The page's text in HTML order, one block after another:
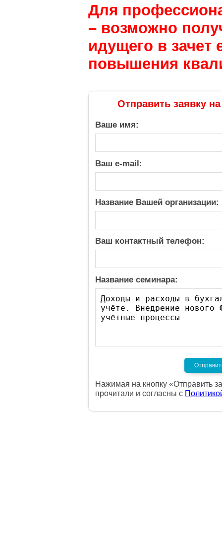
Для
– возможно
идущего в зачет
повышения
Отправить заявку
Ваше имя:
Ваш e-mail:
Название Вашей организации:
Ваш контактный телефон:
Название семинара:
Нажимая на кнопку «Отправить
прочитали и согласны с